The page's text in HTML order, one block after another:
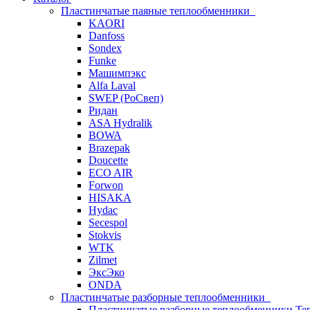
Пластинчатые паяные теплообменники
KAORI
Danfoss
Sondex
Funke
Машимпэкс
Alfa Laval
SWEP (РоСвеп)
Ридан
ASA Hydralik
BOWA
Brazepak
Doucette
ECO AIR
Forwon
HISAKA
Hydac
Secespol
Stokvis
WTK
Zilmet
ЭксЭко
ONDA
Пластинчатые разборные теплообменники